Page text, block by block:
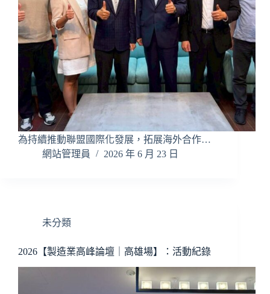
為持續推動聯盟國際化發展，拓展海外合作…
網站管理員
2026 年 6 月 23 日
未分類
2026【製造業高峰論壇｜高雄場】：活動紀錄